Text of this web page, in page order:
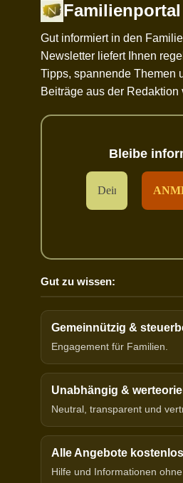
Gut informiert in den
Newsletter liefert Ihnen
Tipps, spannende Themen
Beiträge aus der Redaktion
Bleibe
Gut zu wissen:
Gemeinnützig &
Engagement für Familien.
Unabhängig &
Neutral, transparent und
Alle Angebote kostenlos
Hilfe und Informationen